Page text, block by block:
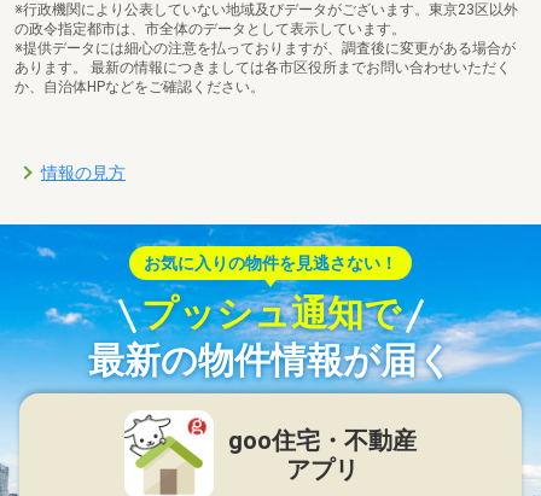
※行政機関により公表していない地域及びデータがございます。東京23区以外
の政令指定都市は、市全体のデータとして表示しています。
※提供データには細心の注意を払っておりますが、調査後に変更がある場合が
あります。 最新の情報につきましては各市区役所までお問い合わせいただく
か、自治体HPなどをご確認ください。
情報の見方
お気に入りの物件を見逃さない！
プッシュ通知で
最新の物件情報が届く
goo住宅・不動産
アプリ